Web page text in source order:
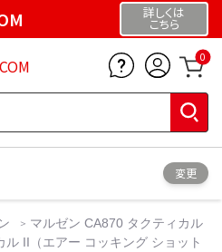
詳しくは
こちら
0
変更
マルゼン CA870 タクティカル
II（エアー コッキング ショット